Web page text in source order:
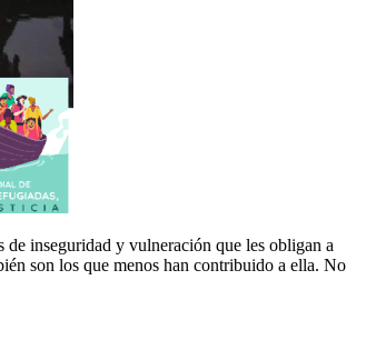
de inseguridad y vulneración que les obligan a
son los que menos han contribuido a ella. No